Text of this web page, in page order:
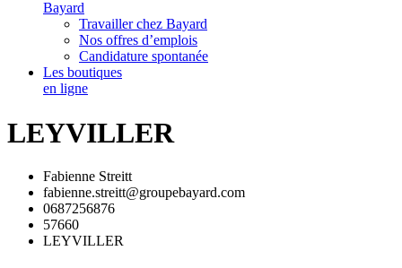
Bayard
Travailler chez Bayard
Nos offres d’emplois
Candidature spontanée
Les boutiques
en ligne
LEYVILLER
Fabienne Streitt
fabienne.streitt@groupebayard.com
0687256876
57660
LEYVILLER